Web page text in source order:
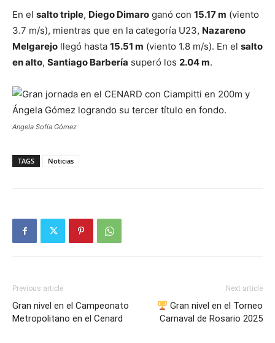
En el salto triple, Diego Dimaro ganó con 15.17 m (viento
3.7 m/s), mientras que en la categoría U23, Nazareno
Melgarejo llegó hasta 15.51 m (viento 1.8 m/s). En el salto
en alto, Santiago Barbería superó los 2.04 m.
Angela Sofía Gómez
TAGS Noticias
Previous article
Gran nivel en el Campeonato
Metropolitano en el Cenard
Next article
Gran nivel en el Torneo
Carnaval de Rosario 2025